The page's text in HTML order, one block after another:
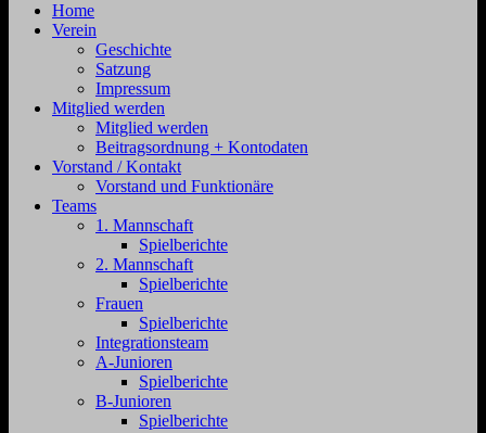
Zehdenick
Jahnstraße
Zehdenick
Home
Verein
Geschichte
Satzung
Impressum
Mitglied werden
Mitglied werden
Beitragsordnung + Kontodaten
Vorstand / Kontakt
Vorstand und Funktionäre
Teams
1. Mannschaft
Spielberichte
2. Mannschaft
Spielberichte
Frauen
Spielberichte
Integrationsteam
A-Junioren
Spielberichte
B-Junioren
Spielberichte